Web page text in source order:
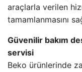
araçlarla verilen
tamamlanmasını
Güvenilir bakım
servisi
Beko ürünlerinde